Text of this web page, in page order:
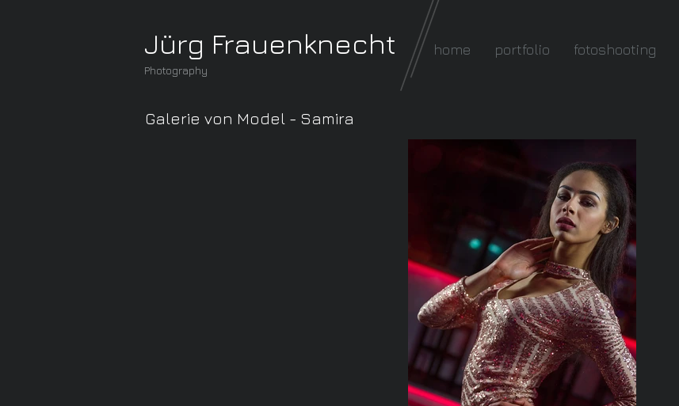
Jürg Frauenknecht
Photography
home portfolio fotoshooting
Galerie von Model - Samira